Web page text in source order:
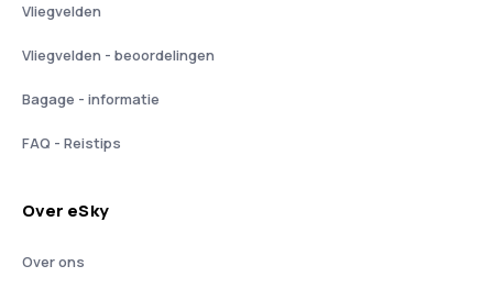
Vliegvelden
Vliegvelden - beoordelingen
Bagage - informatie
FAQ - Reistips
Over eSky
Over ons